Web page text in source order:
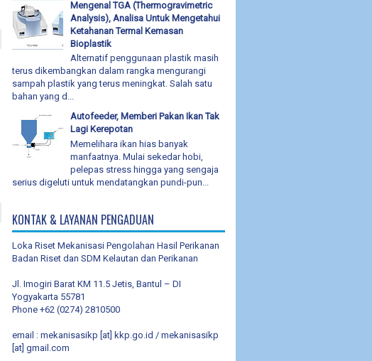
Mengenal TGA (Thermogravimetric
Analysis), Analisa Untuk Mengetahui
Ketahanan Termal Kemasan
Bioplastik
Alternatif penggunaan plastik masih
terus dikembangkan dalam rangka mengurangi
sampah plastik yang terus meningkat. Salah satu
bahan yang d...
Autofeeder, Memberi Pakan Ikan Tak
Lagi Kerepotan
Memelihara ikan hias banyak
manfaatnya. Mulai sekedar hobi,
pelepas stress hingga yang sengaja
serius digeluti untuk mendatangkan pundi-pun...
KONTAK & LAYANAN PENGADUAN
Loka Riset Mekanisasi Pengolahan Hasil Perikanan
Badan Riset dan SDM Kelautan dan Perikanan
Jl. Imogiri Barat KM 11.5 Jetis, Bantul – DI
Yogyakarta 55781
Phone +62 (0274) 2810500
email : mekanisasikp [at] kkp.go.id / mekanisasikp
[at] gmail.com